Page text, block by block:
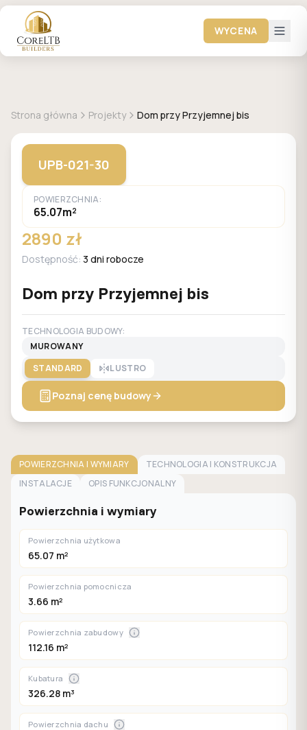
WYCENA
Strona główna Projekty Dom przy Przyjemnej bis
UPB-021-30
POWIERZCHNIA:
65.07m²
2890 zł
Dostępność: 3 dni robocze
Dom przy Przyjemnej bis
TECHNOLOGIA BUDOWY:
MUROWANY
STANDARD
LUSTRO
Poznaj cenę budowy
POWIERZCHNIA I WYMIARY
TECHNOLOGIA I KONSTRUKCJA
INSTALACJE
OPIS FUNKCJONALNY
Powierzchnia i wymiary
Powierzchnia użytkowa
65.07 m²
Powierzchnia pomocnicza
3.66 m²
Powierzchnia zabudowy
112.16 m²
Kubatura
326.28 m³
Powierzchnia dachu